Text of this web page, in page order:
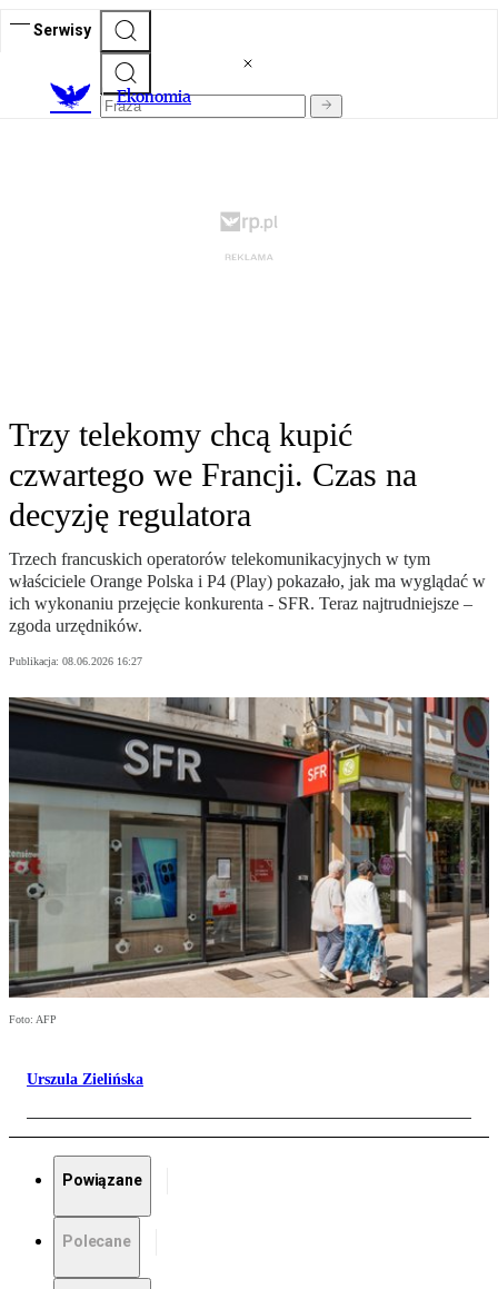
Serwisy
Ekonomia
Trzy telekomy chcą kupić
czwartego we Francji. Czas na
decyzję regulatora
Trzech francuskich operatorów telekomunikacyjnych w tym
właściciele Orange Polska i P4 (Play) pokazało, jak ma wyglądać w
ich wykonaniu przejęcie konkurenta - SFR. Teraz najtrudniejsze –
zgoda urzędników.
Publikacja: 08.06.2026 16:27
Foto: AFP
Urszula Zielińska
Powiązane
Polecane